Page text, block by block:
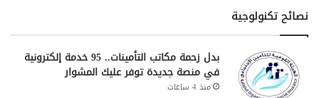
نصائح تكنولوجية
بدل زحمة مكاتب التأمينات.. 95 خدمة إلكترونية
في منصة جديدة توفر عليك المشوار
منذ 4 ساعات